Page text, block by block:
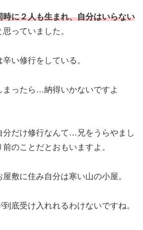
時に２人も生まれ、自分はいらない
思っていました。
い修行をしている。
まったら…納得いかないですよ
分だけ修行なんて…兄をうらやまし
のことだとおもいますよ。
敷に住み自分は寒い山の小屋。
底受け入れれるわけないですね。